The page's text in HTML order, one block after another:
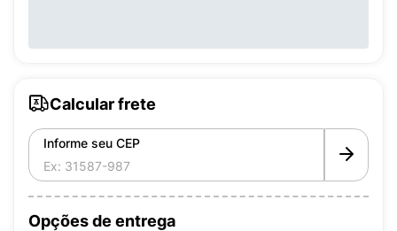
Calcular frete
Informe seu CEP
Opções de entrega